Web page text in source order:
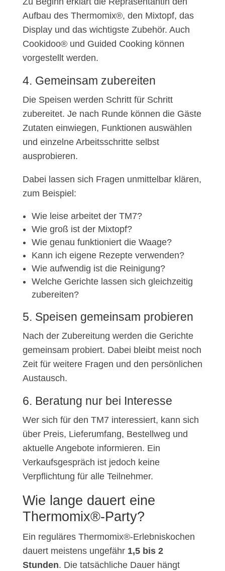
Aufbau des Thermomix®, den Mixtopf, das
Display und das wichtigste Zubehör. Auch
Cookidoo® und Guided Cooking können
vorgestellt werden.
4. Gemeinsam zubereiten
Die Speisen werden Schritt für Schritt
zubereitet. Je nach Runde können die Gäste
Zutaten einwiegen, Funktionen auswählen
und einzelne Arbeitsschritte selbst
ausprobieren.
Dabei lassen sich Fragen unmittelbar klären,
zum Beispiel:
Wie leise arbeitet der TM7?
Wie groß ist der Mixtopf?
Wie genau funktioniert die Waage?
Kann ich eigene Rezepte verwenden?
Wie aufwendig ist die Reinigung?
Welche Gerichte lassen sich gleichzeitig
zubereiten?
5. Speisen gemeinsam probieren
Nach der Zubereitung werden die Gerichte
gemeinsam probiert. Dabei bleibt meist noch
Zeit für weitere Fragen und den persönlichen
Austausch.
6. Beratung nur bei Interesse
Wer sich für den TM7 interessiert, kann sich
über Preis, Lieferumfang, Bestellweg und
aktuelle Angebote informieren. Ein
Verkaufsgespräch ist jedoch keine
Verpflichtung für alle Teilnehmer.
Wie lange dauert eine
Thermomix®-Party?
Ein reguläres Thermomix®-Erlebniskochen
dauert meistens ungefähr 1,5 bis 2
Stunden. Die tatsächliche Dauer hängt